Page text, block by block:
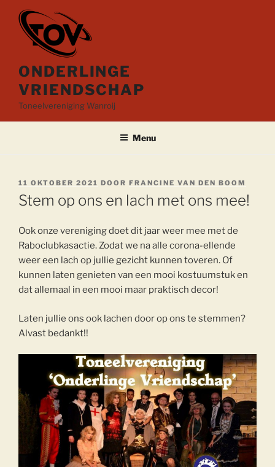
ONDERLINGE
VRIENDSCHAP
Toneelvereniging Wanroij
Menu
GEPLAATST
OP
11 OKTOBER 2021 DOOR FRANCINE VAN DEN BOOM
Stem op ons en lach met ons mee!
Ook onze vereniging doet dit jaar weer mee met de
Raboclubkasactie. Zodat we na alle corona-ellende
weer een lach op jullie gezicht kunnen toveren. Of
kunnen laten genieten van een mooi kostuumstuk en
dat allemaal in een mooi maar praktisch decor!
Laten jullie ons ook lachen door op ons te stemmen?
Alvast bedankt!!